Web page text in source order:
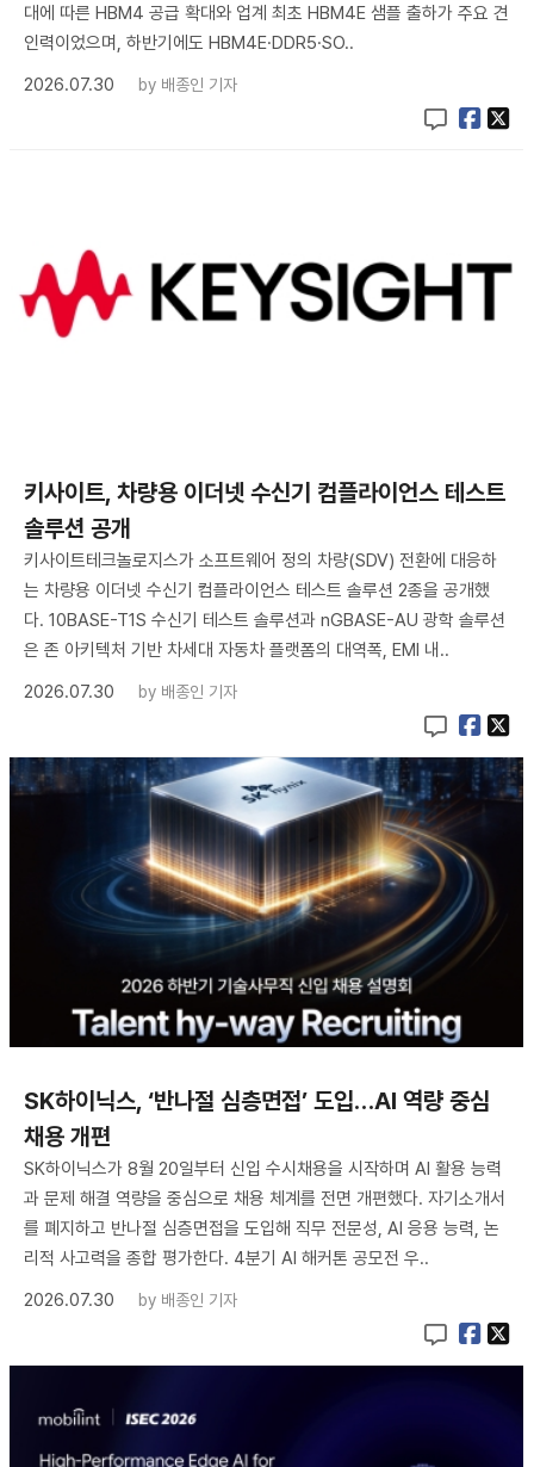
대에 따른 HBM4 공급 확대와 업계 최초 HBM4E 샘플 출하가 주요 견
인력이었으며, 하반기에도 HBM4E·DDR5·SO..
2026.07.30
by 배종인 기자
키사이트, 차량용 이더넷 수신기 컴플라이언스 테스트
솔루션 공개
키사이트테크놀로지스가 소프트웨어 정의 차량(SDV) 전환에 대응하
는 차량용 이더넷 수신기 컴플라이언스 테스트 솔루션 2종을 공개했
다. 10BASE-T1S 수신기 테스트 솔루션과 nGBASE-AU 광학 솔루션
은 존 아키텍처 기반 차세대 자동차 플랫폼의 대역폭, EMI 내..
2026.07.30
by 배종인 기자
SK하이닉스, ‘반나절 심층면접’ 도입…AI 역량 중심
채용 개편
SK하이닉스가 8월 20일부터 신입 수시채용을 시작하며 AI 활용 능력
과 문제 해결 역량을 중심으로 채용 체계를 전면 개편했다. 자기소개서
를 폐지하고 반나절 심층면접을 도입해 직무 전문성, AI 응용 능력, 논
리적 사고력을 종합 평가한다. 4분기 AI 해커톤 공모전 우..
2026.07.30
by 배종인 기자